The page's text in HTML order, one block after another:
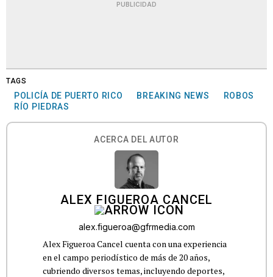
PUBLICIDAD
TAGS
POLICÍA DE PUERTO RICO BREAKING NEWS
ROBOS
RÍO PIEDRAS
ACERCA DEL AUTOR
ALEX FIGUEROA CANCEL
alex.figueroa@gfrmedia.com
Alex Figueroa Cancel cuenta con una experiencia
en el campo periodístico de más de 20 años,
cubriendo diversos temas, incluyendo deportes,